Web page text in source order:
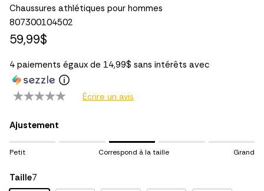
Chaussures athlétiques pour hommes
807300104502
59,99$
4 paiements égaux de 14,99$ sans intérêts avec
Écrire un avis
Ajustement
Rating of 1 means Petit.
Rating of 5 means Grand.
Petit Correspond à la taille Grand
Taille7